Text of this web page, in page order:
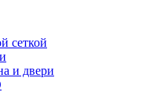
сеткой
и двери